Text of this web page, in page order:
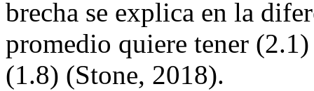
brecha se explica en la
promedio quiere tener
(1.8) (Stone, 2018).